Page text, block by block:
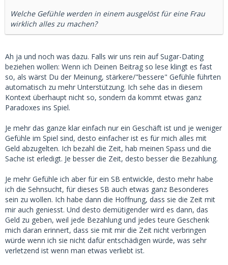
Welche Gefühle werden in einem ausgelöst für eine Frau
wirklich alles zu machen?
Ah ja und noch was dazu. Falls wir uns rein auf Sugar-Dating
beziehen wollen: Wenn ich Deinen Beitrag so lese klingt es fast
so, als wärst Du der Meinung, stärkere/"bessere" Gefühle führten
automatisch zu mehr Unterstützung. Ich sehe das in diesem
Kontext überhaupt nicht so, sondern da kommt etwas ganz
Paradoxes ins Spiel.
Je mehr das ganze klar einfach nur ein Geschäft ist und je weniger
Gefühle im Spiel sind, desto einfacher ist es für mich alles mit
Geld abzugelten. Ich bezahl die Zeit, hab meinen Spass und die
Sache ist erledigt. Je besser die Zeit, desto besser die Bezahlung.
Je mehr Gefühle ich aber für ein SB entwickle, desto mehr habe
ich die Sehnsucht, für dieses SB auch etwas ganz Besonderes
sein zu wollen. Ich habe dann die Hoffnung, dass sie die Zeit mit
mir auch geniesst. Und desto demütigender wird es dann, das
Geld zu geben, weil jede Bezahlung und jedes teure Geschenk
mich daran erinnert, dass sie mit mir die Zeit nicht verbringen
würde wenn ich sie nicht dafür entschädigen würde, was sehr
verletzend ist wenn man etwas verliebt ist.